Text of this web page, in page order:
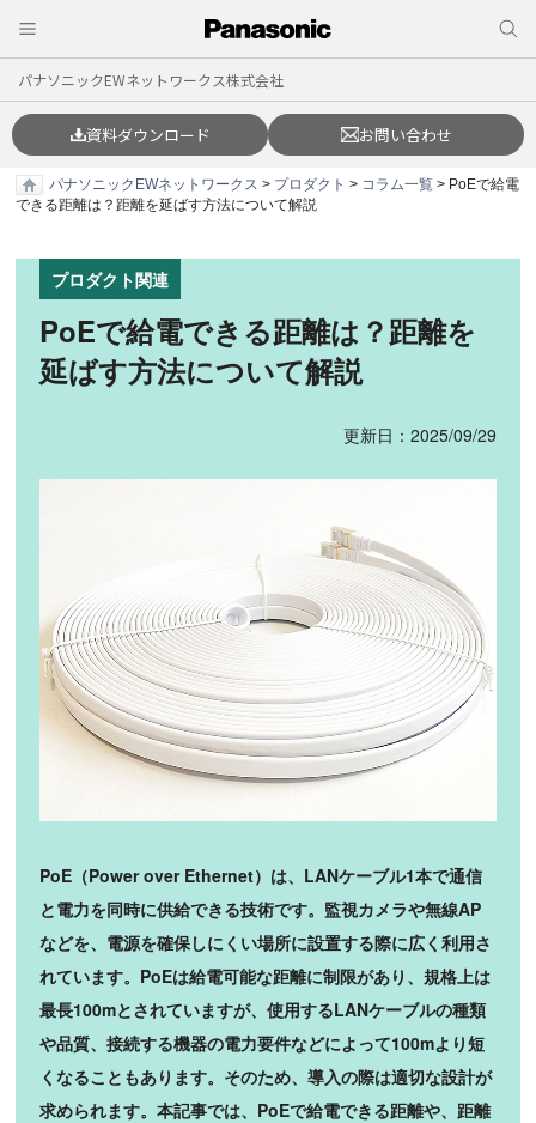
パナソニックEWネットワークス株式会社
資料ダウンロード お問い合わせ
パナソニックEWネットワークス > プロダクト > コラム一覧 > PoEで給電
できる距離は？距離を延ばす方法について解説
プロダクト関連
PoEで給電できる距離は？距離を
延ばす方法について解説
更新日：2025/09/29
PoE（Power over Ethernet）は、LANケーブル1本で通信
と電力を同時に供給できる技術です。監視カメラや無線AP
などを、電源を確保しにくい場所に設置する際に広く利用さ
れています。PoEは給電可能な距離に制限があり、規格上は
最長100mとされていますが、使用するLANケーブルの種類
や品質、接続する機器の電力要件などによって100mより短
くなることもあります。そのため、導入の際は適切な設計が
求められます。本記事では、PoEで給電できる距離や、距離